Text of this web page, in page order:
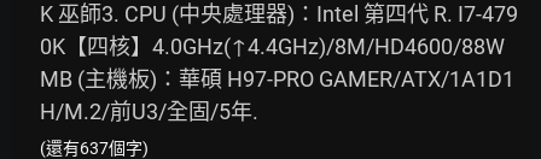
K 巫師3. CPU (中央處理器)：Intel 第四代 R. I7-479
0K【四核】4.0GHz(↑4.4GHz)/8M/HD4600/88W
MB (主機板)：華碩 H97-PRO GAMER/ATX/1A1D1
H/M.2/前U3/全固/5年.
(還有637個字)